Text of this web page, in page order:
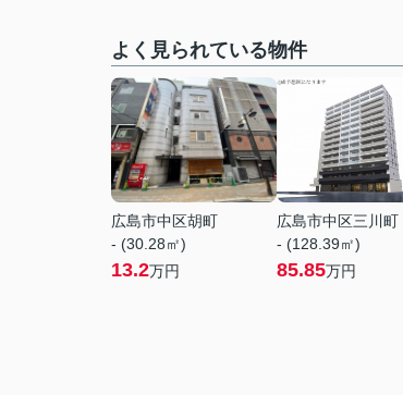
よく見られている物件
広島市中区胡町
- (30.28㎡)
13.2万円
広島市中区三川町
- (128.39㎡)
85.85万円